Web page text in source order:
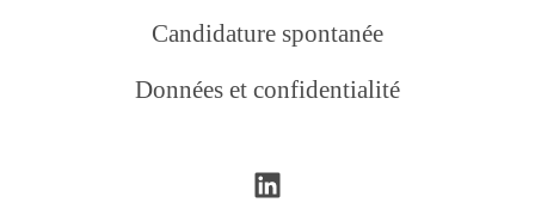
Candidature spontanée
Données et confidentialité